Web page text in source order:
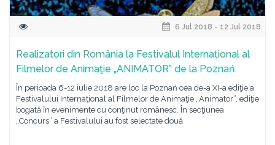
6 Jul 2018 - 12 Jul 2018
Realizatori din România la Festivalul Internaţional al
Filmelor de Animaţie „ANIMATOR” de la Poznań
În perioada 6-12 iulie 2018 are loc la Poznań cea de-a XI-a ediţie a
Festivalului Internaţional al Filmelor de Animaţie „Animator”, ediţie
bogată în evenimente cu conţinut românesc. În secţiunea
„Concurs” a Festivalului au fost selectate două